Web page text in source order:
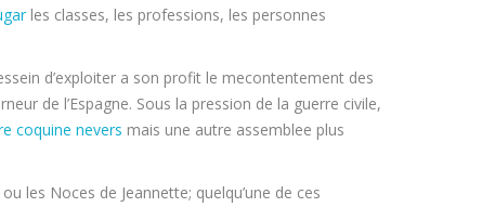
les classes, les professions, les personnes
d’exploiter a son profit le mecontentement des
de l’Espagne. Sous la pression de la guerre civile,
coquine nevers mais une autre assemblee plus
les Noces de Jeannette; quelqu’une de ces